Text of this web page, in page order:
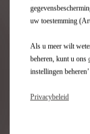
uw toestemming
Als u meer wilt
beheren, kunt u ons
instellingen
Privacybeleid